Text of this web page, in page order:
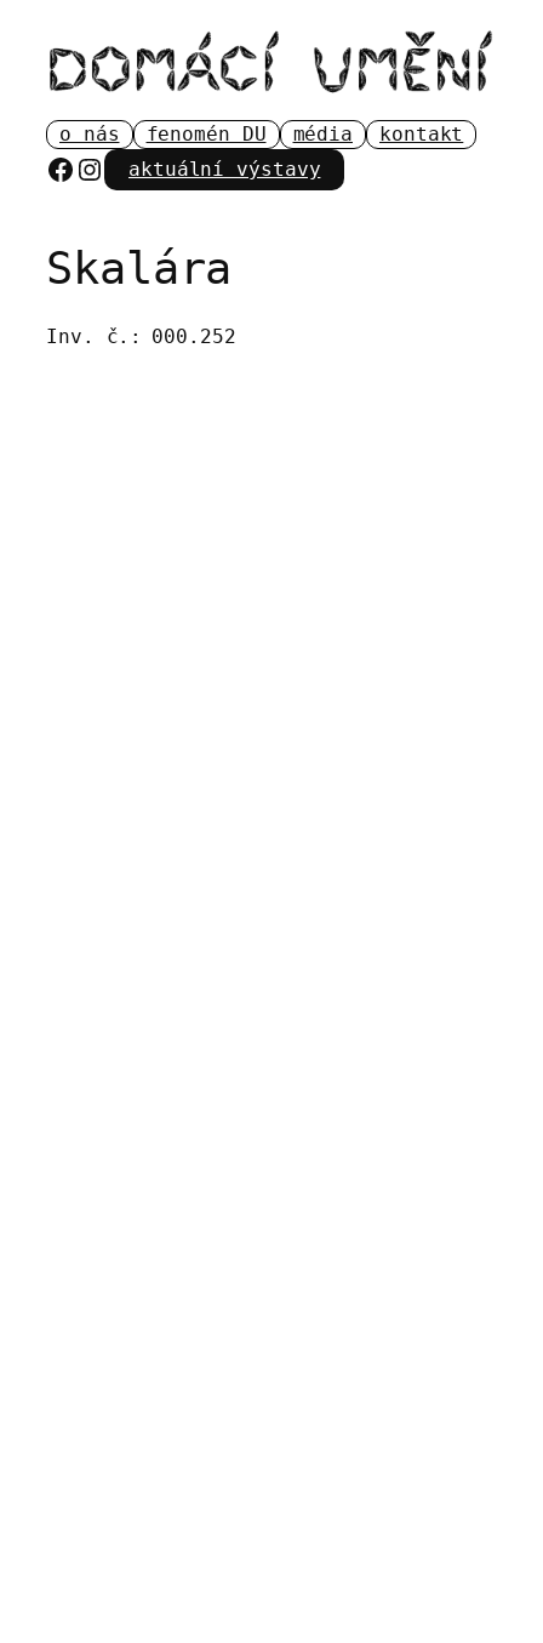
obsah
o nás fenomén DU média kontakt
Facebook
Instagram
aktuální výstavy
Skalára
Inv. č.: 000.252